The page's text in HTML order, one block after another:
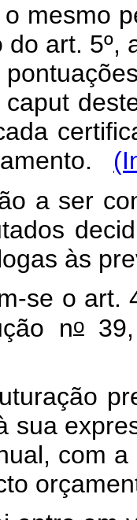
o mesmo
art. 5º,
a ser
às
se o art.
no39,
sua
com